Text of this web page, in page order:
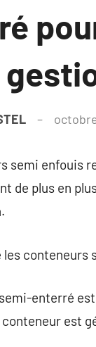
semi enfouis
de plus en
les conteneurs
enterré
conteneur est